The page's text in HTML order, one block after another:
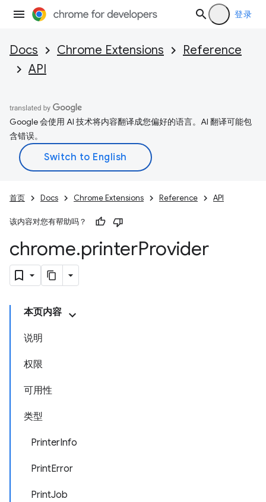
登录
Docs Chrome Extensions
Reference
API
Google 会使用 AI 技术将内容翻译成您偏好的语言。AI 翻译可能包
含错误。
首页 Docs Chrome Extensions Reference API
该内容对您有帮助吗？
chrome.printerProvider
本页内容
说明
权限
可用性
类型
PrinterInfo
PrintError
PrintJob